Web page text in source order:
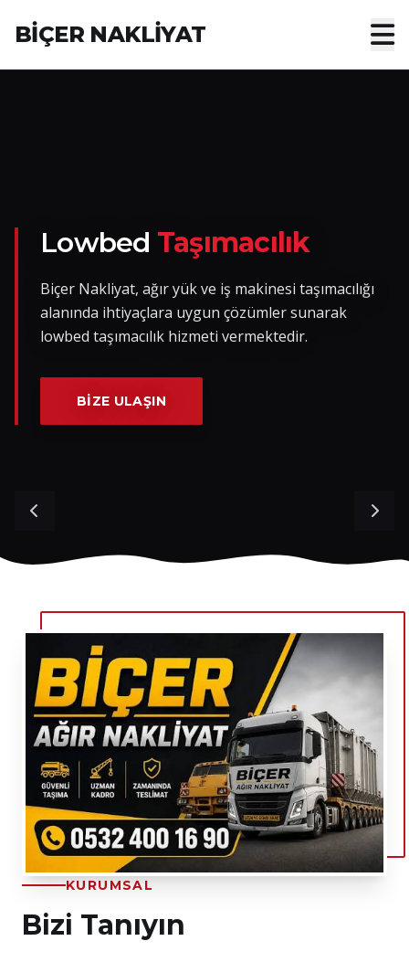
BİÇER NAKLİYAT
Nakliye Yük İlanları
İletişim
Lowbed Taşımacılık
Biçer Nakliyat, ağır yük ve iş makinesi taşımacılığı
alanında ihtiyaçlara uygun çözümler sunarak
lowbed taşımacılık hizmeti vermektedir.
BIZE ULAŞIN
KURUMSAL
Bizi Tanıyın